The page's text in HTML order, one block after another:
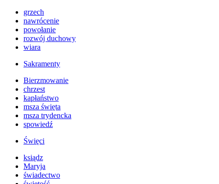
grzech
nawrócenie
powołanie
rozwój duchowy
wiara
Sakramenty
Bierzmowanie
chrzest
kapłaństwo
msza święta
msza trydencka
spowiedź
Święci
ksiądz
Maryja
świadectwo